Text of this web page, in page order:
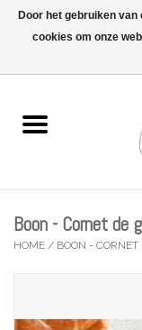
Wenskaarten
Lifestyle
Boon - Cornet de
HOME / BOON - CORNET
Door het gebruiken
cookies om onze
Wij zijn